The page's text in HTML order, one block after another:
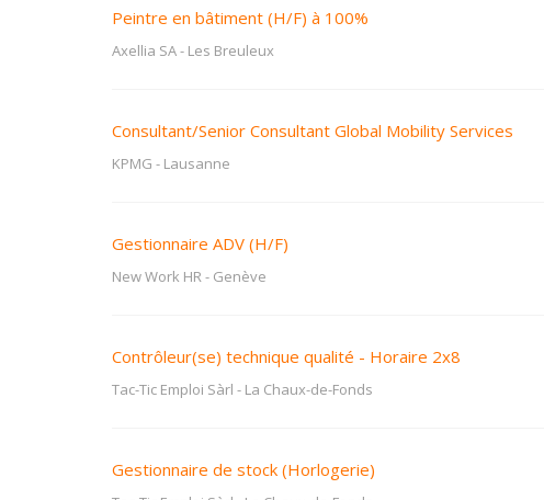
Peintre en bâtiment (H/F) à 100%
Axellia SA- Les Breuleux
Consultant/Senior Consultant Global Mobility Services
KPMG - Lausanne
Gestionnaire ADV (H/F)
New Work HR- Genève
Contrôleur(se) technique qualité - Horaire 2x8
Tac-Tic Emploi Sàrl - La Chaux-de-Fonds
Gestionnaire de stock (Horlogerie)